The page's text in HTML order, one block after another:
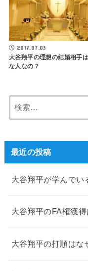
2017.07.03
大谷翔平の理想の結婚相手
な人なの？
最近の投稿
大谷翔平が学んでい
大谷翔平のFA権獲
大谷翔平の打順はな